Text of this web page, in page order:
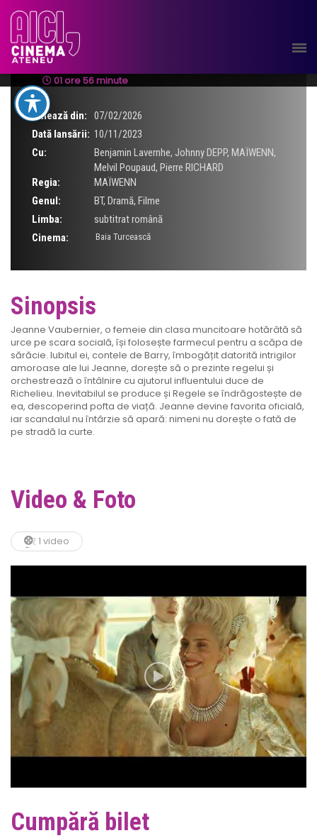
Jeanne du Barry
01 ore 56 minute
Rulează din:
07/02/2026
Dată lansării: 10/11/2023
Cu:
Benjamin Lavernhe, Johnny DEPP, MAÏWENN,
Melvil Poupaud, Pierre RICHARD
Regia:
MAÏWENN
Genul:
BT, Dramă, Filme
Limba:
subtitrat română
Cinema:
Baia Turcească
Sinopsis
Jeanne Vaubernier, o femeie din clasa muncitoare hotărâtă să
urce pe scara socială, își folosește farmecul pentru a scăpa de
sărăcie. Iubitul ei, contele de Barry, îmbogățit datorită intrigilor
amoroase ale lui Jeanne, dorește să o prezinte regelui și
orchestrează o întâlnire cu ajutorul influentului duce de
Richelieu. Inevitabilul se produce și Regele se îndrăgostește de
ea, descoperind pofta de viață. Jeanne devine favorita oficială,
iar scandalul nu întârzie să apară: nimeni nu dorește o fată de
pe stradă la curte.
Video & Foto
1 video
Cumpără bilet